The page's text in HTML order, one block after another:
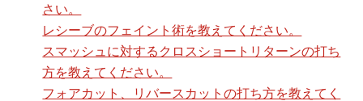
さい。
レシーブのフェイント術を教えてください。
スマッシュに対するクロスショートリターンの打ち
方を教えてください。
フォアカット、リバースカットの打ち方を教えてく